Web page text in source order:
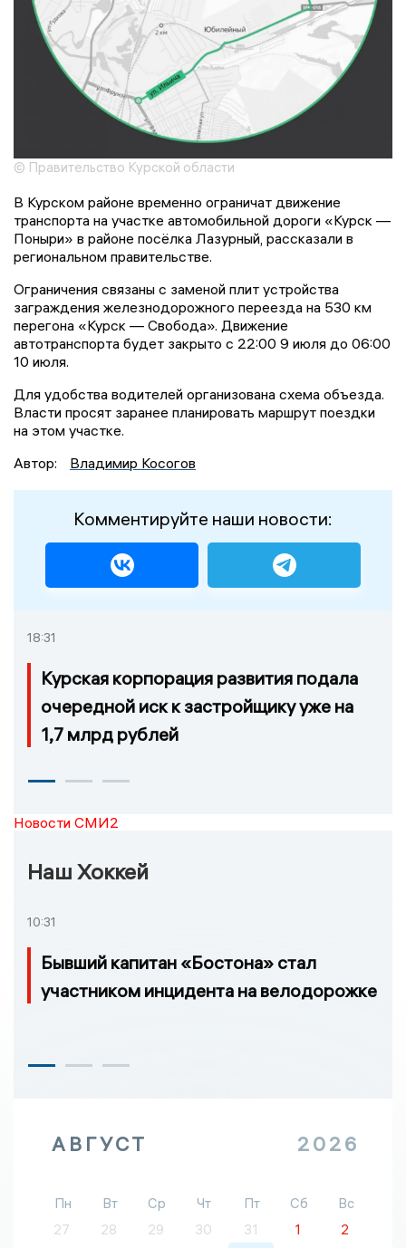
© Правительство Курской области
В Курском районе временно ограничат движение
транспорта на участке автомобильной дороги «Курск —
Поныри» в районе посёлка Лазурный, рассказали в
региональном правительстве.
Ограничения связаны с заменой плит устройства
заграждения железнодорожного переезда на 530 км
перегона «Курск — Свобода». Движение
автотранспорта будет закрыто с 22:00 9 июля до 06:00
10 июля.
Для удобства водителей организована схема объезда.
Власти просят заранее планировать маршрут поездки
на этом участке.
Автор:
Владимир Косогов
Комментируйте наши новости:
18:31
Курская корпорация развития подала
очередной иск к застройщику уже на
1,7 млрд рублей
Новости СМИ2
Наш Хоккей
10:31
Бывший капитан «Бостона» стал
участником инцидента на велодорожке
АВГУСТ 2026
Пн Вт Ср Чт Пт Сб
Вс
27
28 29 30 31 1
2